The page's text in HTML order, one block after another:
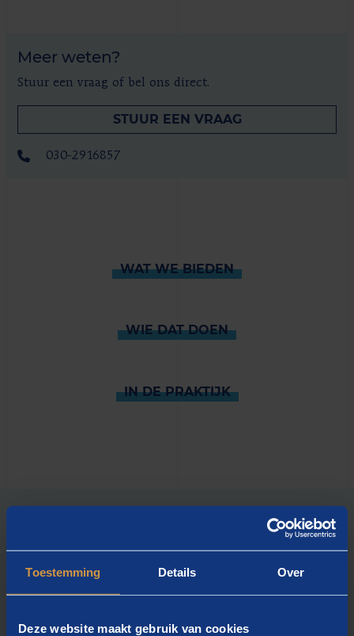
Toestemming Details Over
Deze website maakt gebruik van cookies
Meer weten?
Stuur een vraag of bel ons direct.
STUUR EEN VRAAG
030-2916857
WAT WE BIEDEN
WIE DAT DOEN
IN DE PRAKTIJK
WAT WE BIEDEN
Onze dienstverlening